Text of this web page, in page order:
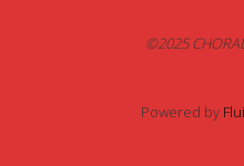
©2025
Powered by